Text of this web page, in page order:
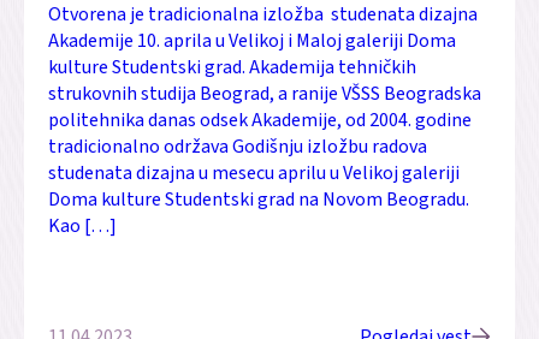
Otvorena je tradicionalna izložba studenata dizajna
Akademije 10. aprila u Velikoj i Maloj galeriji Doma
kulture Studentski grad. Akademija tehničkih
strukovnih studija Beograd, a ranije VŠSS Beogradska
politehnika danas odsek Akademije, od 2004. godine
tradicionalno održava Godišnju izložbu radova
studenata dizajna u mesecu aprilu u Velikoj galeriji
Doma kulture Studentski grad na Novom Beogradu.
Kao […]